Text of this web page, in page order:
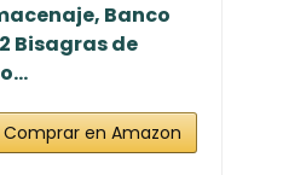
Banco
Bisagras de
Comprar en Amazon